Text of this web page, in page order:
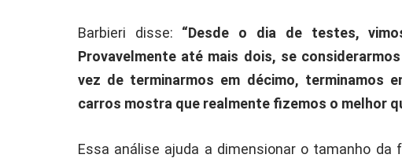
Barbieri disse: “Desde o dia de testes,
Provavelmente até mais dois, se
vez de terminarmos em décimo, terminamos
carros mostra que realmente fizemos o melhor
Essa análise ajuda a dimensionar o tamanho da